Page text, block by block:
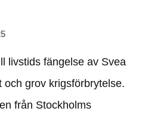
livstids fängelse av Svea
och grov krigsförbrytelse.
från Stockholms